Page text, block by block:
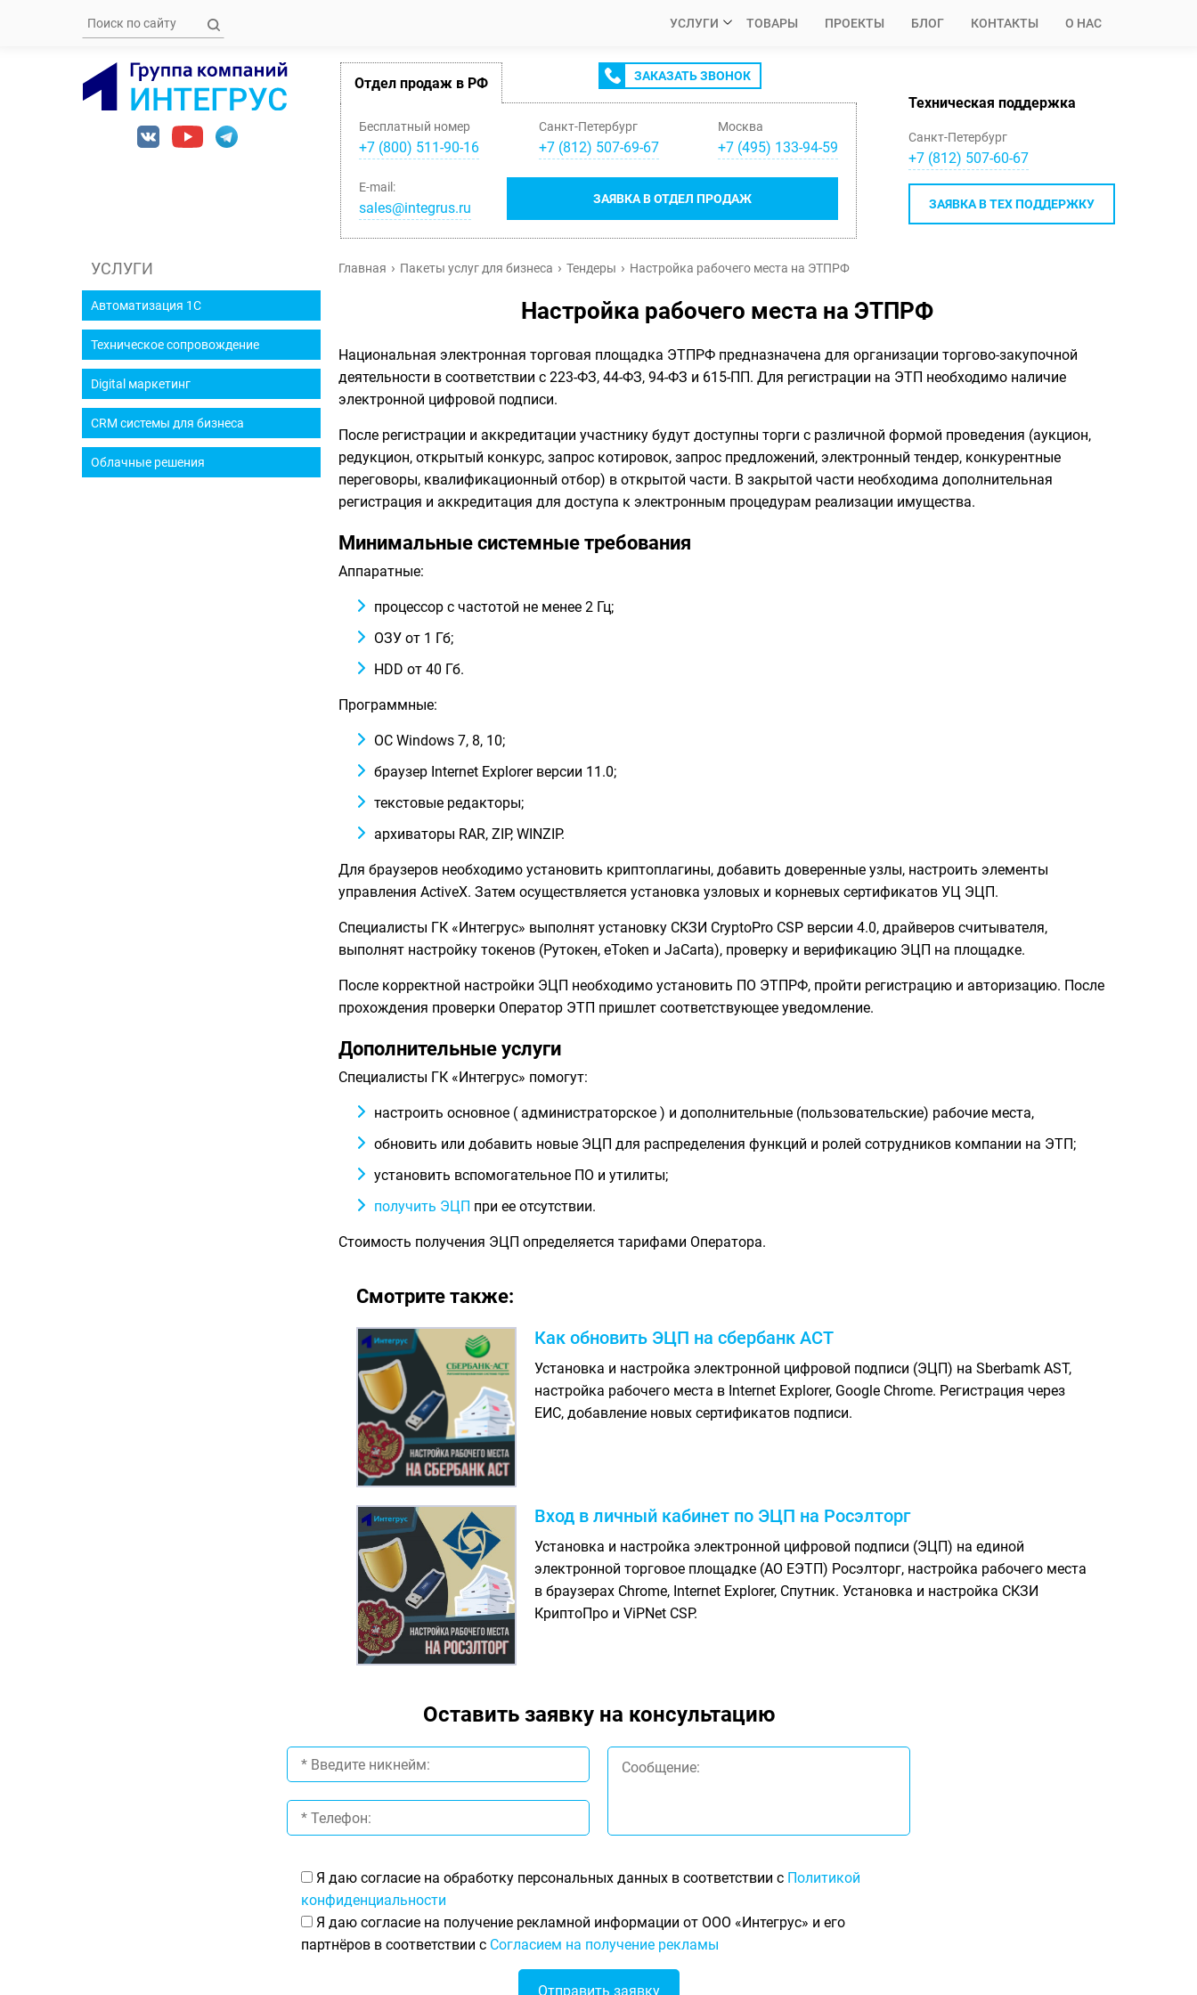
УСЛУГИ ТОВАРЫ ПРОЕКТЫ БЛОГ КОНТАКТЫ О НАС
Отдел продаж в РФ ЗАКАЗАТЬ ЗВОНОК
Бесплатный номер
+7 (800) 511-90-16
Санкт-Петербург
+7(812) 507-69-67
Москва
+7 (495) 133-94-59
ЗАЯВКА В ОТДЕЛ ПРОДАЖ
E-mail:
sales@integrus.ru
Техническая поддержка
Санкт-Петербург
+7 (812) 507-60-67
ЗАЯВКА В ТЕХ ПОДДЕРЖКУ
УСЛУГИ
Автоматизация 1С
Техническое сопровождение
Digital маркетинг
CRM системы для бизнеса
Облачные решения
Главная Пакеты услуг для бизнеса Тендеры Настройка рабочего места на ЭТПРФ
Настройка рабочего места на ЭТПРФ
Национальная электронная торговая площадка ЭТПРФ предназначена для организации торгово-закупочной
деятельности в соответствии с 223-ФЗ, 44-ФЗ, 94-ФЗ и 615-ПП. Для регистрации на ЭТП необходимо наличие
электронной цифровой подписи.
После регистрации и аккредитации участнику будут доступны торги с различной формой проведения (аукцион,
редукцион, открытый конкурс, запрос котировок, запрос предложений, электронный тендер, конкурентные
переговоры, квалификационный отбор) в открытой части. В закрытой части необходима дополнительная
регистрация и аккредитация для доступа к электронным процедурам реализации имущества.
Минимальные системные требования
Аппаратные:
процессор с частотой не менее 2 Гц;
ОЗУ от 1 Гб;
HDD от 40 Гб.
Программные:
ОС Windows 7, 8, 10;
браузер Internet Explorer версии 11.0;
текстовые редакторы;
архиваторы RAR, ZIP, WINZIP.
Для браузеров необходимо установить криптоплагины, добавить доверенные узлы, настроить элементы
управления ActiveX. Затем осуществляется установка узловых и корневых сертификатов УЦ ЭЦП.
Специалисты ГК «Интегрус» выполнят установку СКЗИ CryptoPro CSP версии 4.0, драйверов считывателя,
выполнят настройку токенов (Рутокен, eToken и JaCarta), проверку и верификацию ЭЦП на площадке.
После корректной настройки ЭЦП необходимо установить ПО ЭТПРФ, пройти регистрацию и авторизацию. После
прохождения проверки Оператор ЭТП пришлет соответствующее уведомление.
Дополнительные услуги
Специалисты ГК «Интегрус» помогут:
настроить основное ( администраторское ) и дополнительные (пользовательские) рабочие места,
обновить или добавить новые ЭЦП для распределения функций и ролей сотрудников компании на ЭТП;
установить вспомогательное ПО и утилиты;
получить ЭЦП при ее отсутствии.
Стоимость получения ЭЦП определяется тарифами Оператора.
Смотрите также:
Как обновить ЭЦП на сбербанк АСТ
Установка и настройка электронной цифровой подписи (ЭЦП) на Sberbamk AST,
настройка рабочего места в Internet Explorer, Google Chrome. Регистрация через
ЕИС, добавление новых сертификатов подписи.
Вход в личный кабинет по ЭЦП на Росэлторг
Установка и настройка электронной цифровой подписи (ЭЦП) на единой
электронной торговое площадке (АО ЕЭТП) Росэлторг, настройка рабочего места
в браузерах Chrome, Internet Explorer, Спутник. Установка и настройка СКЗИ
КриптоПро и ViPNet CSP.
Оставить заявку на консультацию
Я даю согласие на обработку персональных данных в соответствии с Политикой
конфиденциальности
Я даю согласие на получение рекламной информации от ООО «Интегрус» и его
партнёров в соответствии с Согласием на получение рекламы